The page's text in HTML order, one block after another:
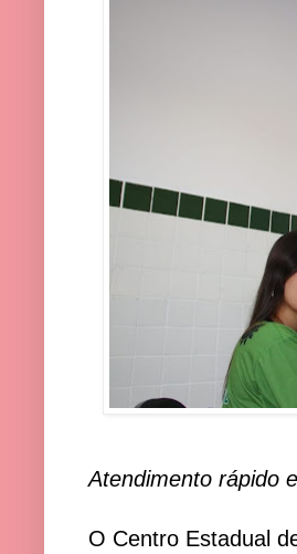
Atendimento rápido
O Centro Estadual